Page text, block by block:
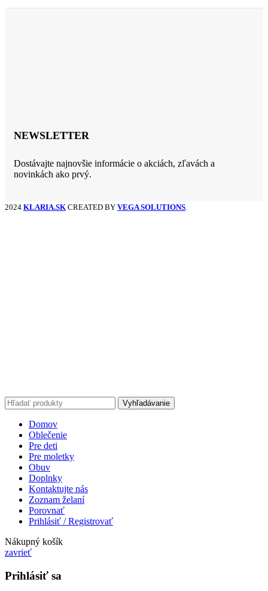
NEWSLETTER
Dostávajte najnovšie informácie o akciách, zľavách a
novinkách ako prvý.
2024 KLARIA.SK CREATED BY VEGA SOLUTIONS.
Vyhľadávanie
Domov
Oblečenie
Pre deti
Pre moletky
Obuv
Doplnky
Kontaktujte nás
Zoznam želaní
Porovnať
Prihlásiť / Registrovať
Nákupný košík
zavrieť
Prihlásiť sa